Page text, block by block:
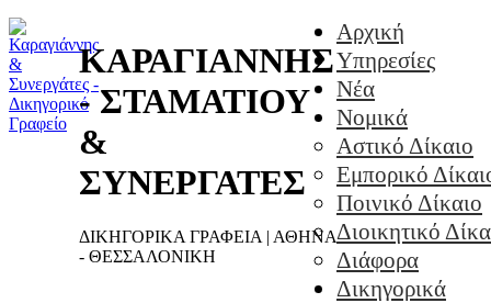
ΚΑΡΑΓΙΑΝΝΗΣ
- ΣΤΑΜΑΤΙΟΥ
&
ΣΥΝΕΡΓΑΤΕΣ
ΔΙΚΗΓΟΡΙΚΑ ΓΡΑΦΕΙΑ | ΑΘΗΝΑ
- ΘΕΣΣΑΛΟΝΙΚΗ
Αρχική
Υπηρεσίες
Νέα
Νομικά
Αστικό Δίκαιο
Εμπορικό
Ποινικό Δίκαιο
Διοικητικό
Διάφορα
Δικηγορικά